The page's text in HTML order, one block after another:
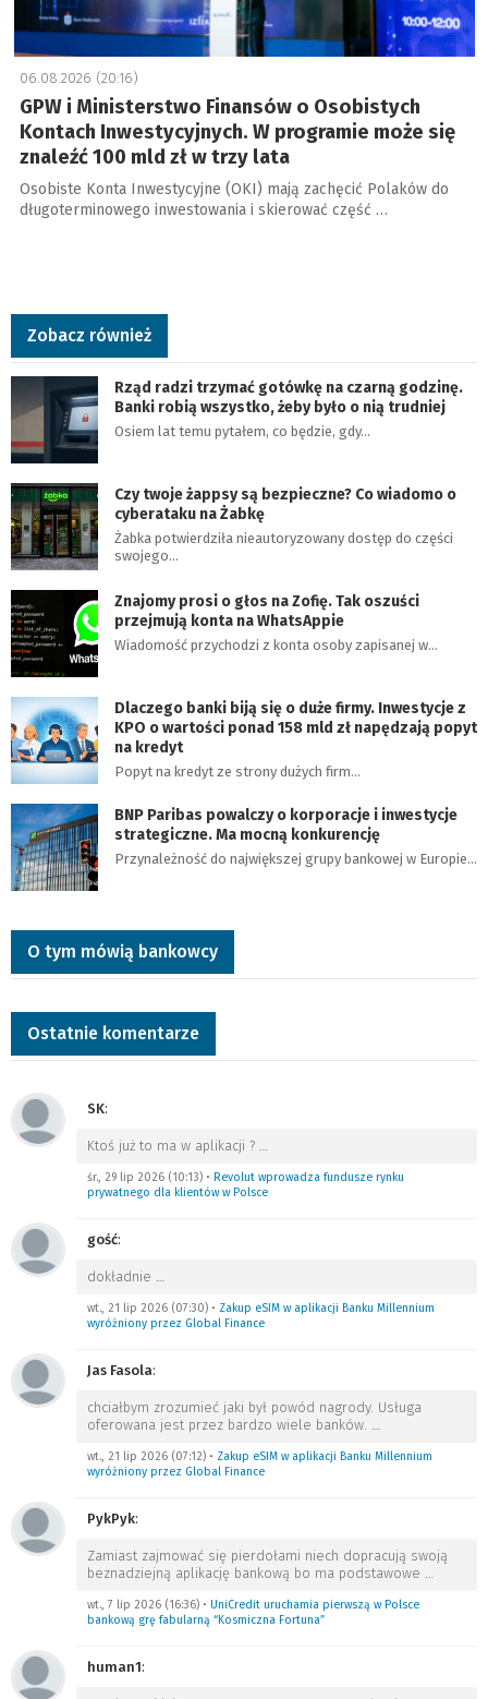
06.08.2026 (20:16)
GPW i Ministerstwo Finansów o Osobistych
Kontach Inwestycyjnych. W programie może się
znaleźć 100 mld zł w trzy lata
Osobiste Konta Inwestycyjne (OKI) mają zachęcić Polaków do
długoterminowego inwestowania i skierować część …
Zobacz również
Rząd radzi trzymać gotówkę na czarną godzinę.
Banki robią wszystko, żeby było o nią trudniej
Osiem lat temu pytałem, co będzie, gdy…
Czy twoje żappsy są bezpieczne? Co wiadomo o
cyberataku na Żabkę
Żabka potwierdziła nieautoryzowany dostęp do części
swojego…
Znajomy prosi o głos na Zofię. Tak oszuści
przejmują konta na WhatsAppie
Wiadomość przychodzi z konta osoby zapisanej w…
Dlaczego banki biją się o duże firmy. Inwestycje z
KPO o wartości ponad 158 mld zł napędzają popyt
na kredyt
Popyt na kredyt ze strony dużych firm…
BNP Paribas powalczy o korporacje i inwestycje
strategiczne. Ma mocną konkurencję
Przynależność do największej grupy bankowej w Europie…
O tym mówią bankowcy
Ostatnie komentarze
SK:
Ktoś już to ma w aplikacji ? …
śr., 29 lip 2026 (10:13) • Revolut wprowadza fundusze rynku
prywatnego dla klientów w Polsce
gość:
dokładnie …
wt., 21 lip 2026 (07:30) • Zakup eSIM w aplikacji Banku Millennium
wyróżniony przez Global Finance
Jas Fasola:
chciałbym zrozumieć jaki był powód nagrody. Usługa
oferowana jest przez bardzo wiele banków. …
wt., 21 lip 2026 (07:12) • Zakup eSIM w aplikacji Banku Millennium
wyróżniony przez Global Finance
PykPyk:
Zamiast zajmować się pierdołami niech dopracują swoją
beznadziejną aplikację bankową bo ma podstawowe …
wt., 7 lip 2026 (16:36) • UniCredit uruchamia pierwszą w Polsce
bankową grę fabularną “Kosmiczna Fortuna”
human1: